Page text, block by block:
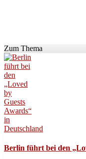
Zum Thema
Berlin führt bei den